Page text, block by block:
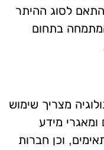
לסוג ההיתר
בתחום
מצריך שימוש
מידע
וכן חברות